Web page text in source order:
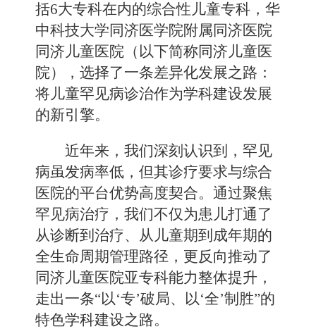
括6大专科在内的综合性儿童专科，华
中科技大学同济医学院附属同济医院
同济儿童医院（以下简称同济儿童医
院），选择了一条差异化发展之路：
将儿童罕见病诊治作为学科建设发展
的新引擎。
近年来，我们深刻认识到，罕见
病虽发病率低，但其诊疗要求与综合
医院的平台优势高度契合。通过聚焦
罕见病治疗，我们不仅为患儿打通了
从诊断到治疗、从儿童期到成年期的
全生命周期管理路径，更反向推动了
同济儿童医院亚专科能力整体提升，
走出一条“以‘专’破局、以‘全’制胜”的
特色学科建设之路。